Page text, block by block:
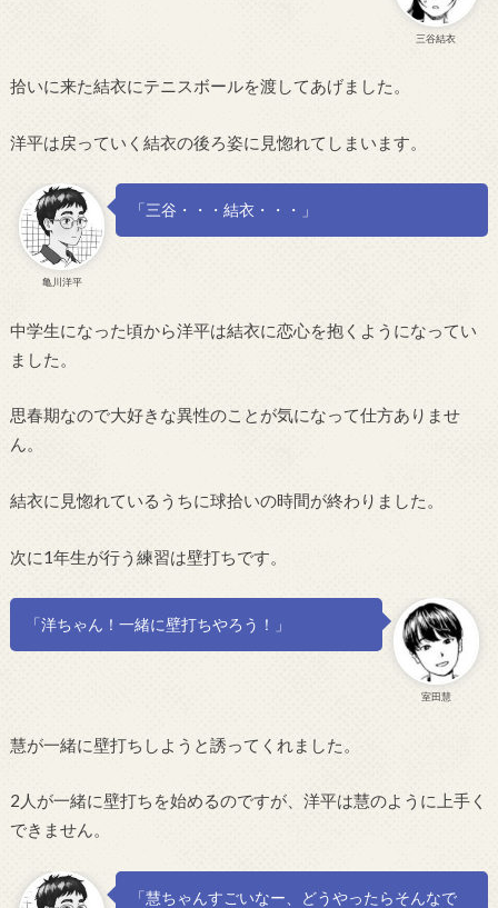
三谷結衣
拾いに来た結衣にテニスボールを渡してあげました。
洋平は戻っていく結衣の後ろ姿に見惚れてしまいます。
亀川洋平
「三谷・・・結衣・・・」
中学生になった頃から洋平は結衣に恋心を抱くようになってい
ました。
思春期なので大好きな異性のことが気になって仕方ありませ
ん。
結衣に見惚れているうちに球拾いの時間が終わりました。
次に1年生が行う練習は壁打ちです。
室田慧
「洋ちゃん！一緒に壁打ちやろう！」
慧が一緒に壁打ちしようと誘ってくれました。
2人が一緒に壁打ちを始めるのですが、洋平は慧のように上手く
できません。
「慧ちゃんすごいなー、どうやったらそんなで